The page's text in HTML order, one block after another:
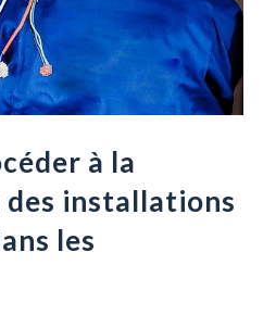
à la
des installations
les